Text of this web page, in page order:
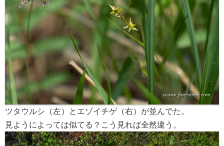
ツタウルシ（左）とエゾイチゲ（右）が並んでた。
見ようによっては似てる？こう見れば全然違う。